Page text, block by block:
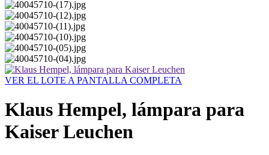
VER EL LOTE A PANTALLA COMPLETA
Klaus Hempel, lámpara para
Kaiser Leuchen